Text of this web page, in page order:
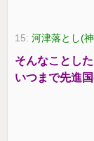
15:河津落とし(
そんなことし
いつまで先進